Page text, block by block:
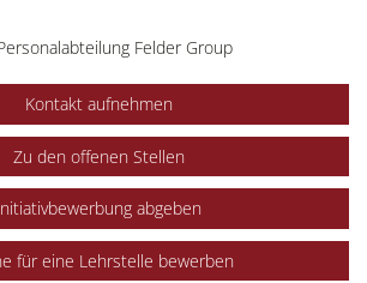
Felder Group
Kontakt aufnehmen
Zu den offenen Stellen
abgeben
für eine Lehrstelle bewerben